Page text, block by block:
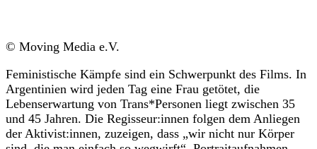
© Moving Media e.V.
Feministische Kämpfe sind ein Schwerpunkt des Films. In
Argentinien wird jeden Tag eine Frau getötet, die
Lebenserwartung von Trans*Personen liegt zwischen 35
und 45 Jahren. Die Regisseur:innen folgen dem Anliegen
der Aktivist:innen, zuzeigen, dass „wir nicht nur Körper